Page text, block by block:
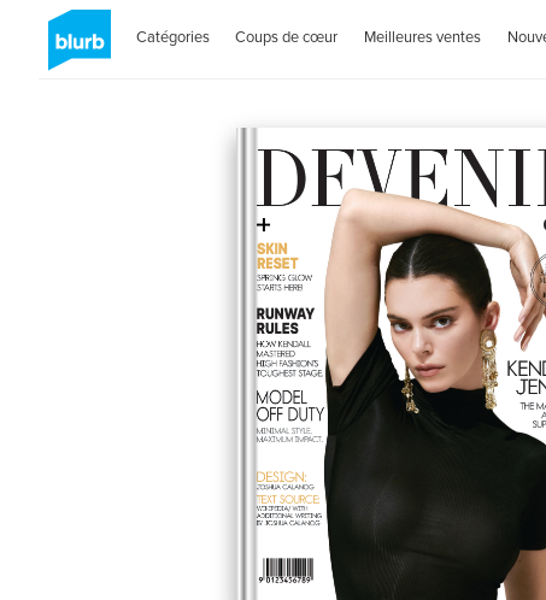
Catégories Coups de cœur Meilleures ventes